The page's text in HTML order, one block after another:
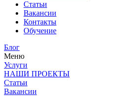
Статьи
Вакансии
Контакты
Обучение
Блог
Меню
Услуги
НАШИ ПРОЕКТЫ
Статьи
Вакансии